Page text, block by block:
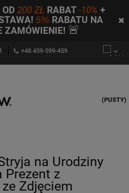
200 ZŁ RABAT-10% +
5% RABATU NA
ZAMÓWIENIE! 🚨
+48 459-599-459
(PUSTY)
na Urodziny
Prezent z
Zdjęciem